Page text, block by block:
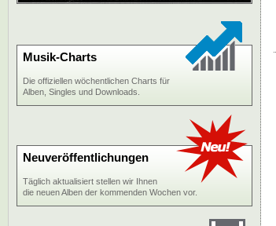
Musik-Charts
Die offiziellen wöchentlichen Charts für
Alben, Singles und Downloads.
Neuveröffentlichungen
Täglich aktualisiert stellen wir Ihnen
die neuen Alben der kommenden Wochen vor.